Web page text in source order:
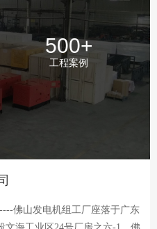
500+
工程案例
佛山发电机组工厂座落于广东